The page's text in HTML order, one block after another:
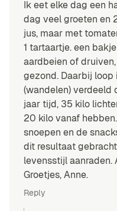
Ik eet elke dag een
dag veel groeten en
jus, maar met
1 tartaartje. een
aardbeien of
gezond. Daarbij loop
(wandelen) verdeeld
jaar tijd, 35 kilo
20 kilo vanaf
snoepen en de
dit resultaat
levensstijl aanraden.
Groetjes, Anne.
Reply